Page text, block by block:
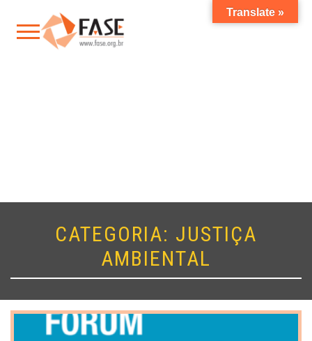
CATEGORIA: JUSTIÇA
AMBIENTAL
Translate »